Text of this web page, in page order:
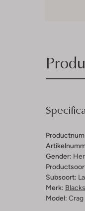
Gender:
Subsoort:
Merk:
Model: Crag